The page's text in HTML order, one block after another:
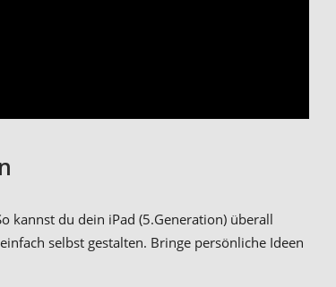
kannst du dein iPad (5.Generation) überall
selbst gestalten. Bringe persönliche Ideen